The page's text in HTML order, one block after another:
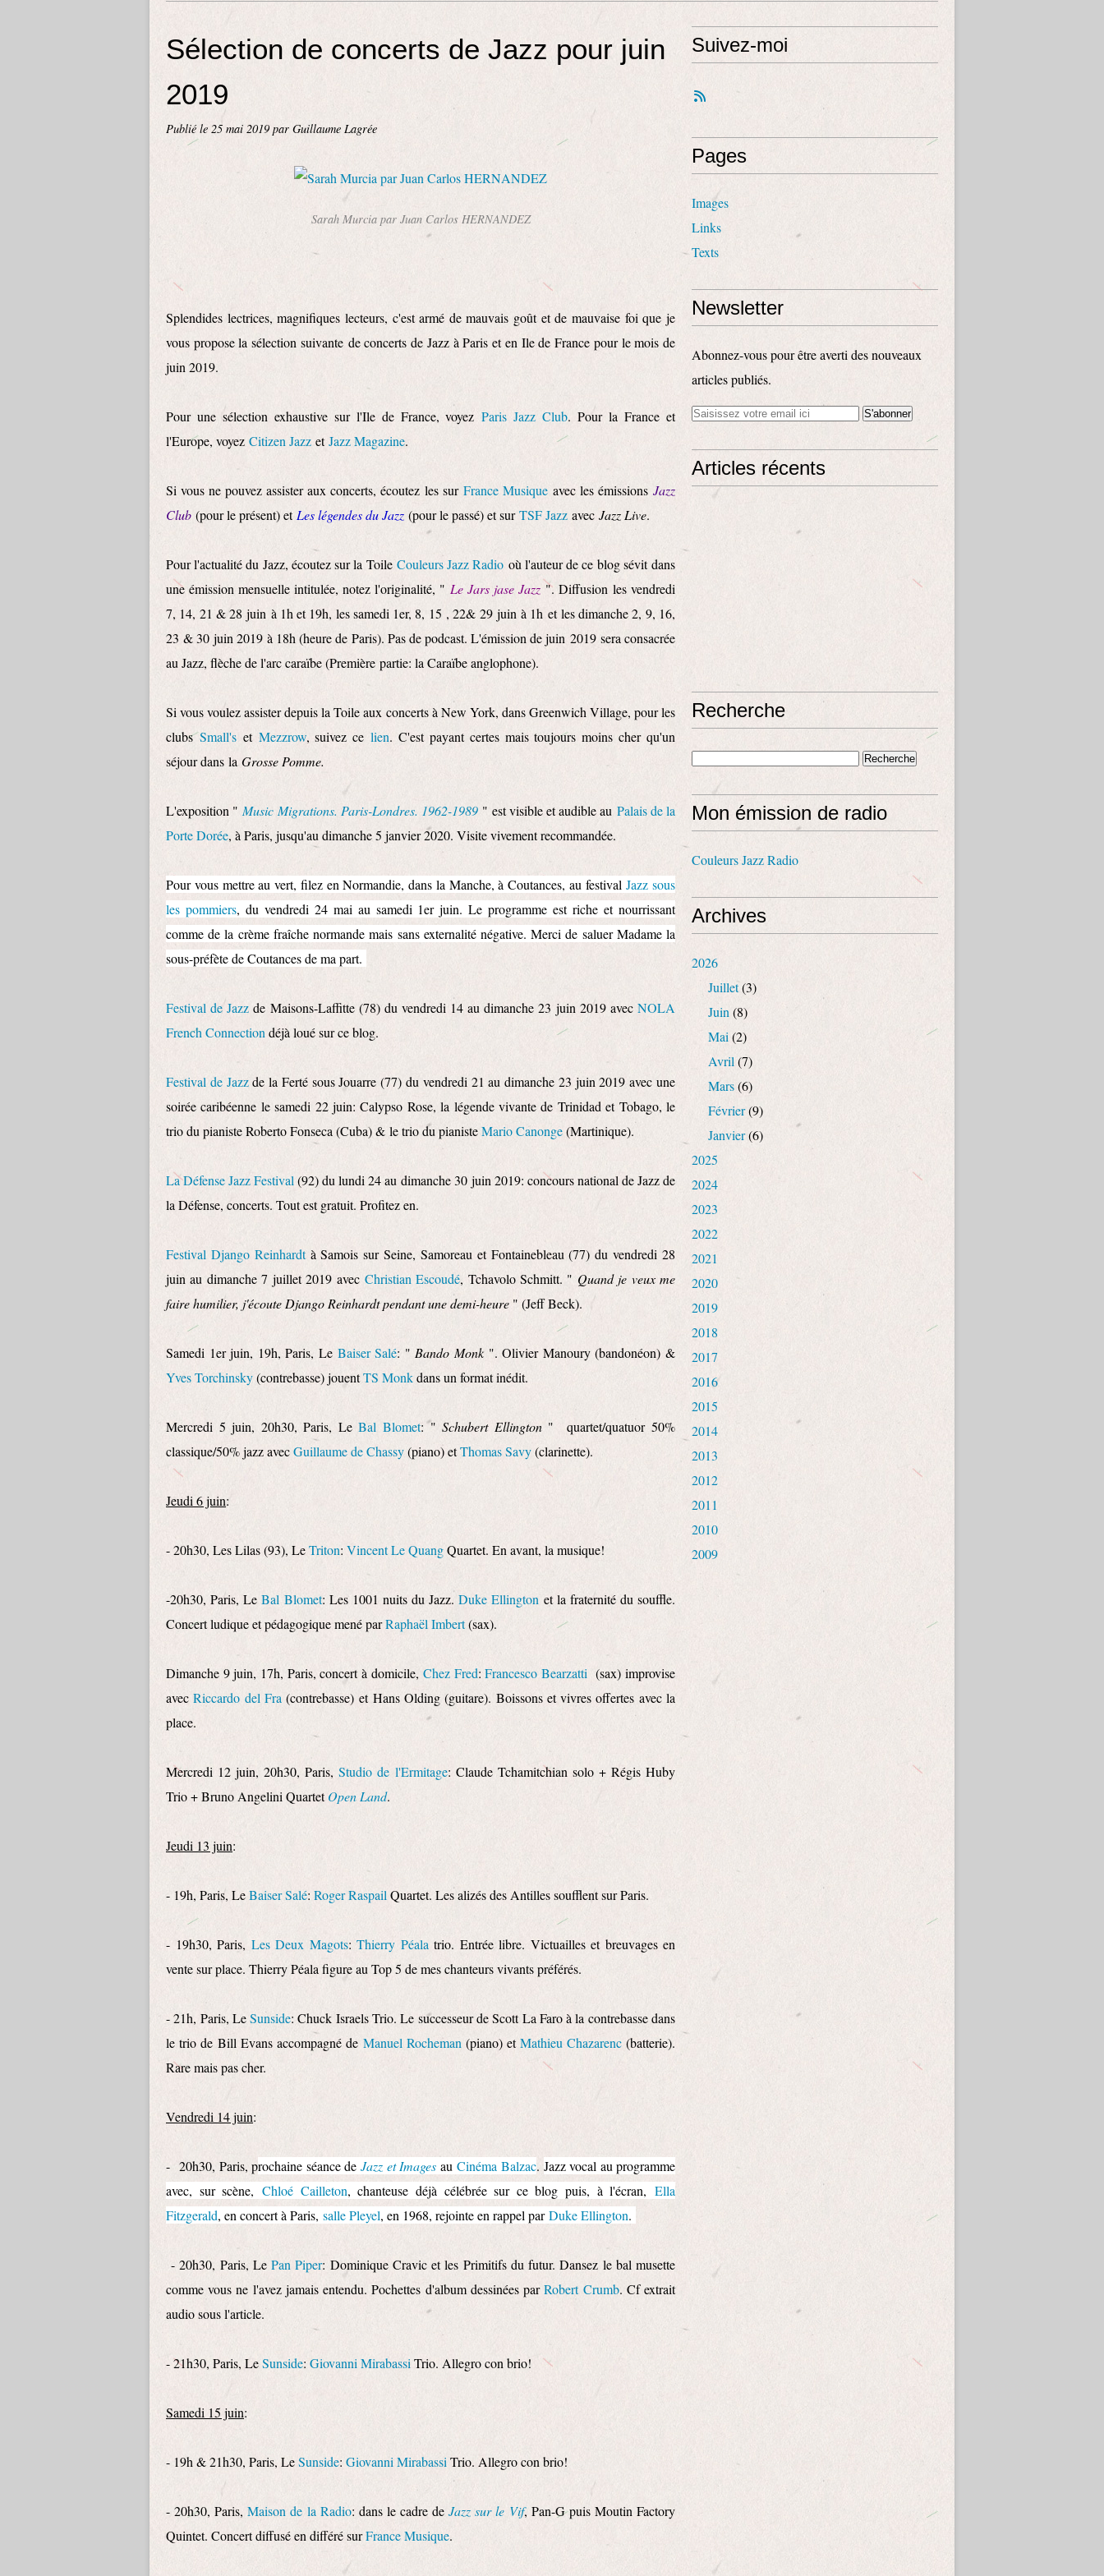
Sélection de concerts de Jazz pour juin
2019
Publié le 25 mai 2019 par Guillaume Lagrée
Sarah Murcia par Juan Carlos HERNANDEZ
Splendides lectrices, magnifiques lecteurs, c'est armé de mauvais goût et de mauvaise foi que je
vous propose la sélection suivante de concerts de Jazz à Paris et en Ile de France pour le mois de
juin 2019.
Pour une sélection exhaustive sur l'Ile de France, voyez Paris Jazz Club. Pour la France et
l'Europe, voyez Citizen Jazz et Jazz Magazine.
Si vous ne pouvez assister aux concerts, écoutez les sur France Musique avec les émissions Jazz
Club (pour le présent) et Les légendes du Jazz (pour le passé) et sur TSF Jazz avec Jazz Live.
Pour l'actualité du Jazz, écoutez sur la Toile Couleurs Jazz Radio où l'auteur de ce blog sévit dans
une émission mensuelle intitulée, notez l'originalité, " Le Jars jase Jazz ". Diffusion les vendredi
7, 14, 21 & 28 juin à 1h et 19h, les samedi 1er, 8, 15 , 22& 29 juin à 1h et les dimanche 2, 9, 16,
23 & 30 juin 2019 à 18h (heure de Paris). Pas de podcast. L'émission de juin 2019 sera consacrée
au Jazz, flèche de l'arc caraïbe (Première partie: la Caraïbe anglophone).
Si vous voulez assister depuis la Toile aux concerts à New York, dans Greenwich Village, pour les
clubs Small's et Mezzrow, suivez ce lien. C'est payant certes mais toujours moins cher qu'un
séjour dans la Grosse Pomme.
L'exposition " Music Migrations. Paris-Londres. 1962-1989 " est visible et audible au Palais de la
Porte Dorée, à Paris, jusqu'au dimanche 5 janvier 2020. Visite vivement recommandée.
Pour vous mettre au vert, filez en Normandie, dans la Manche, à Coutances, au festival Jazz sous
les pommiers, du vendredi 24 mai au samedi 1er juin. Le programme est riche et nourrissant
comme de la crème fraîche normande mais sans externalité négative. Merci de saluer Madame la
sous-préfète de Coutances de ma part.
Festival de Jazzde Maisons-Laffitte (78) du vendredi 14 au dimanche 23 juin 2019 avecNOLA
French Connection déjà loué sur ce blog.
Festival de Jazzde la Ferté sous Jouarre (77) du vendredi 21 au dimanche 23 juin 2019 avec une
soirée caribéenne le samedi 22 juin: Calypso Rose, la légende vivante de Trinidad et Tobago, le
trio du pianiste Roberto Fonseca (Cuba) & le trio du pianisteMario Canonge(Martinique).
La Défense Jazz Festival (92) du lundi 24 au dimanche 30 juin 2019: concours national de Jazz de
la Défense, concerts. Tout est gratuit. Profitez en.
Festival Django Reinhardtà Samois sur Seine, Samoreau et Fontainebleau (77) du vendredi 28
juin au dimanche 7 juillet 2019 avec Christian Escoudé, Tchavolo Schmitt. " Quand je veux me
faire humilier, j'écoute Django Reinhardt pendant une demi-heure " (Jeff Beck).
Samedi 1er juin, 19h, Paris, Le Baiser Salé: " Bando Monk ". Olivier Manoury (bandonéon) &
Yves Torchinsky(contrebasse) jouentTS Monkdans un format inédit.
Mercredi 5 juin, 20h30, Paris, LeBal Blomet: "Schubert Ellington" quartet/quatuor 50%
classique/50% jazz avecGuillaume de Chassy(piano) etThomas Savy(clarinette).
Jeudi 6 juin:
- 20h30, Les Lilas (93), LeTriton: Vincent Le QuangQuartet. En avant, la musique!
-20h30, Paris, LeBal Blomet: Les 1001 nuits du Jazz.Duke Ellington et la fraternité du souffle.
Concert ludique et pédagogique mené parRaphaël Imbert(sax).
Dimanche 9 juin, 17h, Paris, concert à domicile,Chez Fred:Francesco Bearzatti (sax) improvise
avecRiccardo del Fra (contrebasse) et Hans Olding (guitare). Boissons et vivres offertes avec la
place.
Mercredi 12 juin, 20h30, Paris,Studio de l'Ermitage: Claude Tchamitchian solo + Régis Huby
Trio + Bruno Angelini QuartetOpen Land.
Jeudi 13 juin:
- 19h, Paris, LeBaiser Salé: Roger Raspail Quartet. Les alizés des Antilles soufflent sur Paris.
- 19h30, Paris, Les Deux Magots: Thierry Péala trio. Entrée libre. Victuailles et breuvages en
vente sur place. Thierry Péala figure au Top 5 de mes chanteurs vivants préférés.
- 21h, Paris, LeSunside: Chuck Israels Trio. Le successeur de Scott La Faro à la contrebasse dans
le trio de Bill Evans accompagné de Manuel Rocheman (piano) etMathieu Chazarenc(batterie).
Rare mais pas cher.
Vendredi 14 juin:
- 20h30, Paris, prochaine séance de Jazz et Images au Cinéma Balzac.Jazz vocal au programme
avec, sur scène, Chloé Cailleton, chanteuse déjà célébrée sur ce blog puis, à l'écran, Ella
Fitzgerald, en concert à Paris, salle Pleyel, en 1968, rejointe en rappel par Duke Ellington.
- 20h30, Paris, LePan Piper: Dominique Cravic et les Primitifs du futur. Dansez le bal musette
comme vous ne l'avez jamais entendu. Pochettes d'album dessinées parRobert Crumb. Cf extrait
audio sous l'article.
- 21h30, Paris, LeSunside: Giovanni Mirabassi Trio. Allegro con brio!
Samedi 15 juin:
- 19h & 21h30, Paris, LeSunside: Giovanni Mirabassi Trio. Allegro con brio!
- 20h30, Paris,Maison de la Radio: dans le cadre de Jazz sur le Vif, Pan-G puis Moutin Factory
Quintet. Concert diffusé en différé surFrance Musique.
Suivez-moi
Pages
Images
Links
Texts
Newsletter
Abonnez-vous pour être averti des nouveaux
articles publiés.
Articles récents
Recherche
Mon émission de radio
Couleurs Jazz Radio
Archives
2026
Juillet(3)
Juin (8)
Mai (2)
Avril (7)
Mars(6)
Février(9)
Janvier(6)
2025
2024
2023
2022
2021
2020
2019
2018
2017
2016
2015
2014
2013
2012
2011
2010
2009